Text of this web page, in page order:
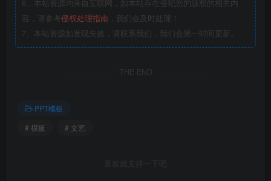
6、本站资源均来自互联网，如本站存在侵犯您的版权的相关内
容，请参考侵权处理指南 ，我们会及时处理！
7、本站资源如发现失效，请联系我们，我们会第一时间更新。
THE END
PPT模板
# 模板
# 文艺
喜欢就支持一下吧